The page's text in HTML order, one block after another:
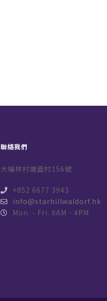
聯絡我們
大埔林村塘面村156號
+852 6677 3943
info@starhillwaldorf.hk
Mon. - Fri. 8AM - 4PM